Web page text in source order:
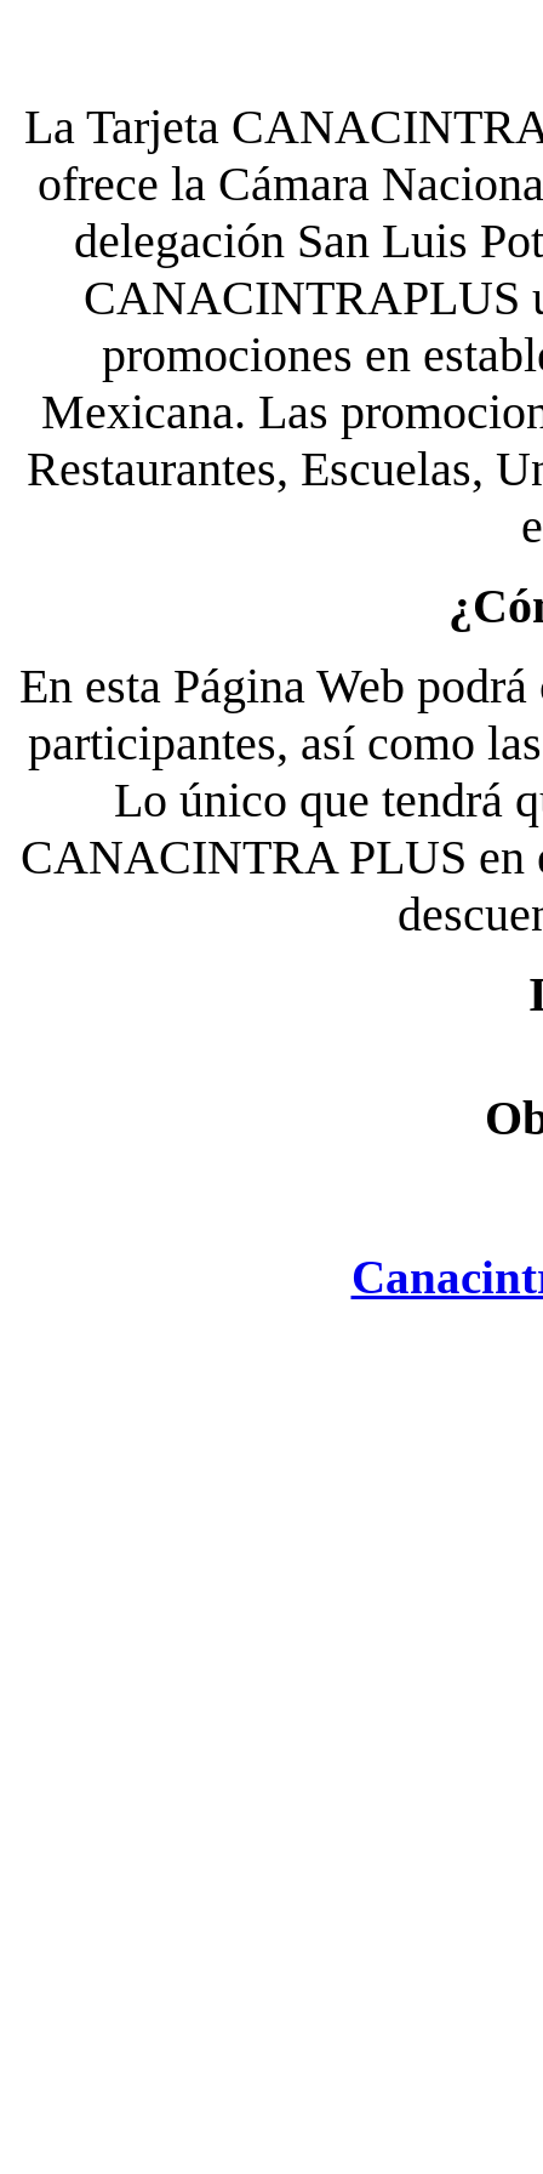
La Tarjeta
ofrece la Cámara
delegación San Luis
CANACINTRAPLUS
promociones en
Mexicana. Las
Restaurantes, Escuelas,
En esta Página Web
participantes, así como
Lo único que tendrá
CANACINTRA PLUS en